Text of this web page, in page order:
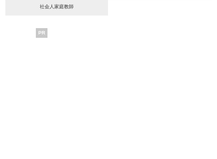
社会人家庭教師
PR